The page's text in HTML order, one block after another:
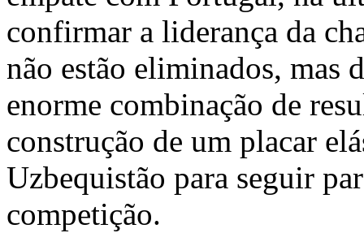
confirmar a liderança da
não estão eliminados, mas
enorme combinação de
construção de um placar
Uzbequistão para seguir
competição.